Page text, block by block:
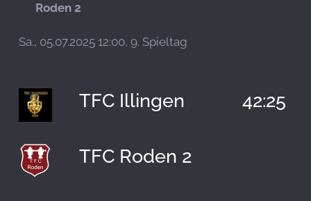
Roden 2
Sa., 05.07.2025 12:00, 9. Spieltag
TFC Illingen 42:25
TFC Roden 2